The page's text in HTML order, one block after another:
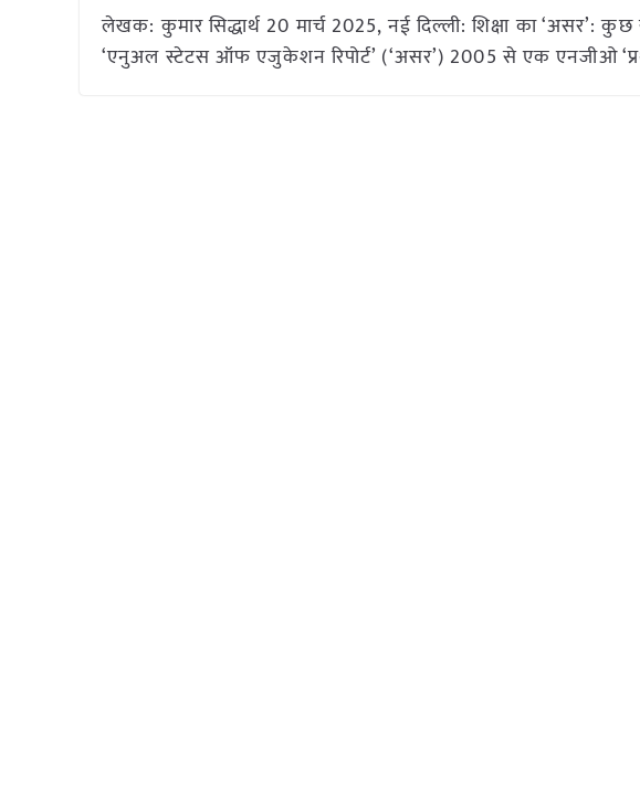
लेखक: कुमार सिद्धार्थ 20 मार्च 2025, नई दिल्ली: शिक्षा का ‘असर’: कुछ
‘एनुअल स्टेटस ऑफ एजुकेशन रिपोर्ट’ (‘असर’) 2005 से एक एनजीओ